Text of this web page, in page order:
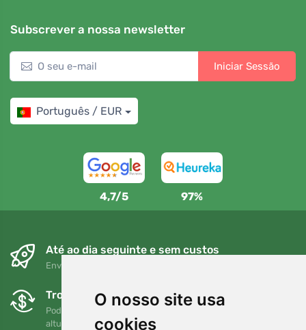
O nosso site usa
cookies
Subscrever a nossa newsletter
Iniciar Sessão
Português / EUR
4,7/5 97%
Até ao dia seguinte e sem custos
Envio gratuito para encomendas superiores a 80 EUR
Trocas e devoluções gratuitas
Pode devolver ou trocar a sua encomenda em qualquer
altura no prazo de 90 dias